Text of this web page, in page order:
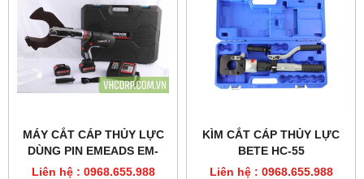
MÁY CẮT CÁP THỦY LỰC
DÙNG PIN EMEADS EM-
120C
Liên hệ : 0968.655.988
KÌM CẮT CÁP THỦY LỰC
BETE HC-55
Liên hệ : 0968.655.988